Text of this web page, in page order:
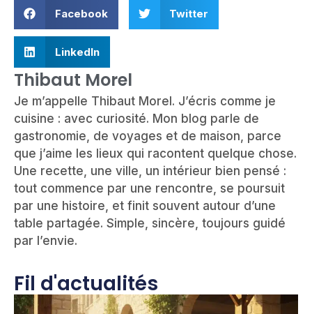
Facebook Twitter
LinkedIn
Thibaut Morel
Je m’appelle Thibaut Morel. J’écris comme je
cuisine : avec curiosité. Mon blog parle de
gastronomie, de voyages et de maison, parce
que j’aime les lieux qui racontent quelque chose.
Une recette, une ville, un intérieur bien pensé :
tout commence par une rencontre, se poursuit
par une histoire, et finit souvent autour d’une
table partagée. Simple, sincère, toujours guidé
par l’envie.
Fil d'actualités